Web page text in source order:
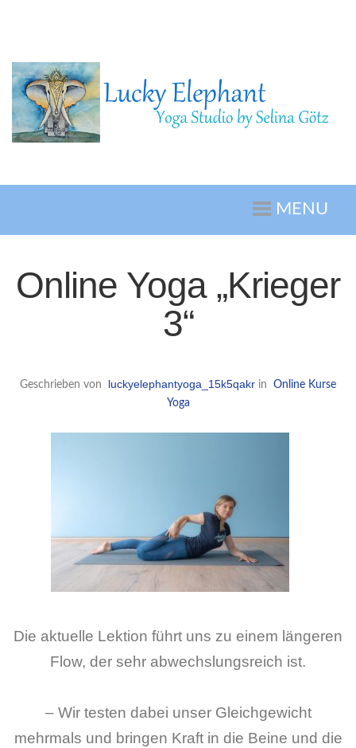
MENU
Online Yoga „Krieger
3“
Geschrieben von luckyelephantyoga_15k5qakr in
Online Kurse
Yoga
Die aktuelle Lektion führt uns zu einem längeren
Flow, der sehr abwechslungsreich ist.
– Wir testen dabei unser Gleichgewicht
mehrmals und bringen Kraft in die Beine und die